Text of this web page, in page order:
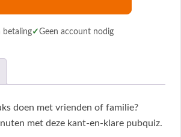
betaling Geen account nodig
doen met vrienden of familie?
met deze kant-en-klare pubquiz.